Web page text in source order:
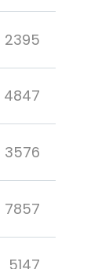
2395
4847
3576
7857
5147